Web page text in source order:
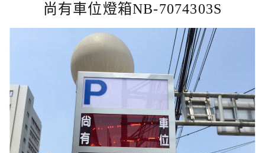
3.車牌辨識收費系統實績
4.車牌辨識收費系統-客製化實績
5.停車收費系統系列實績
6.停車收費系統-地閘式實績
7.人員管制機系列實績
尚有車位燈箱NB-7074303S